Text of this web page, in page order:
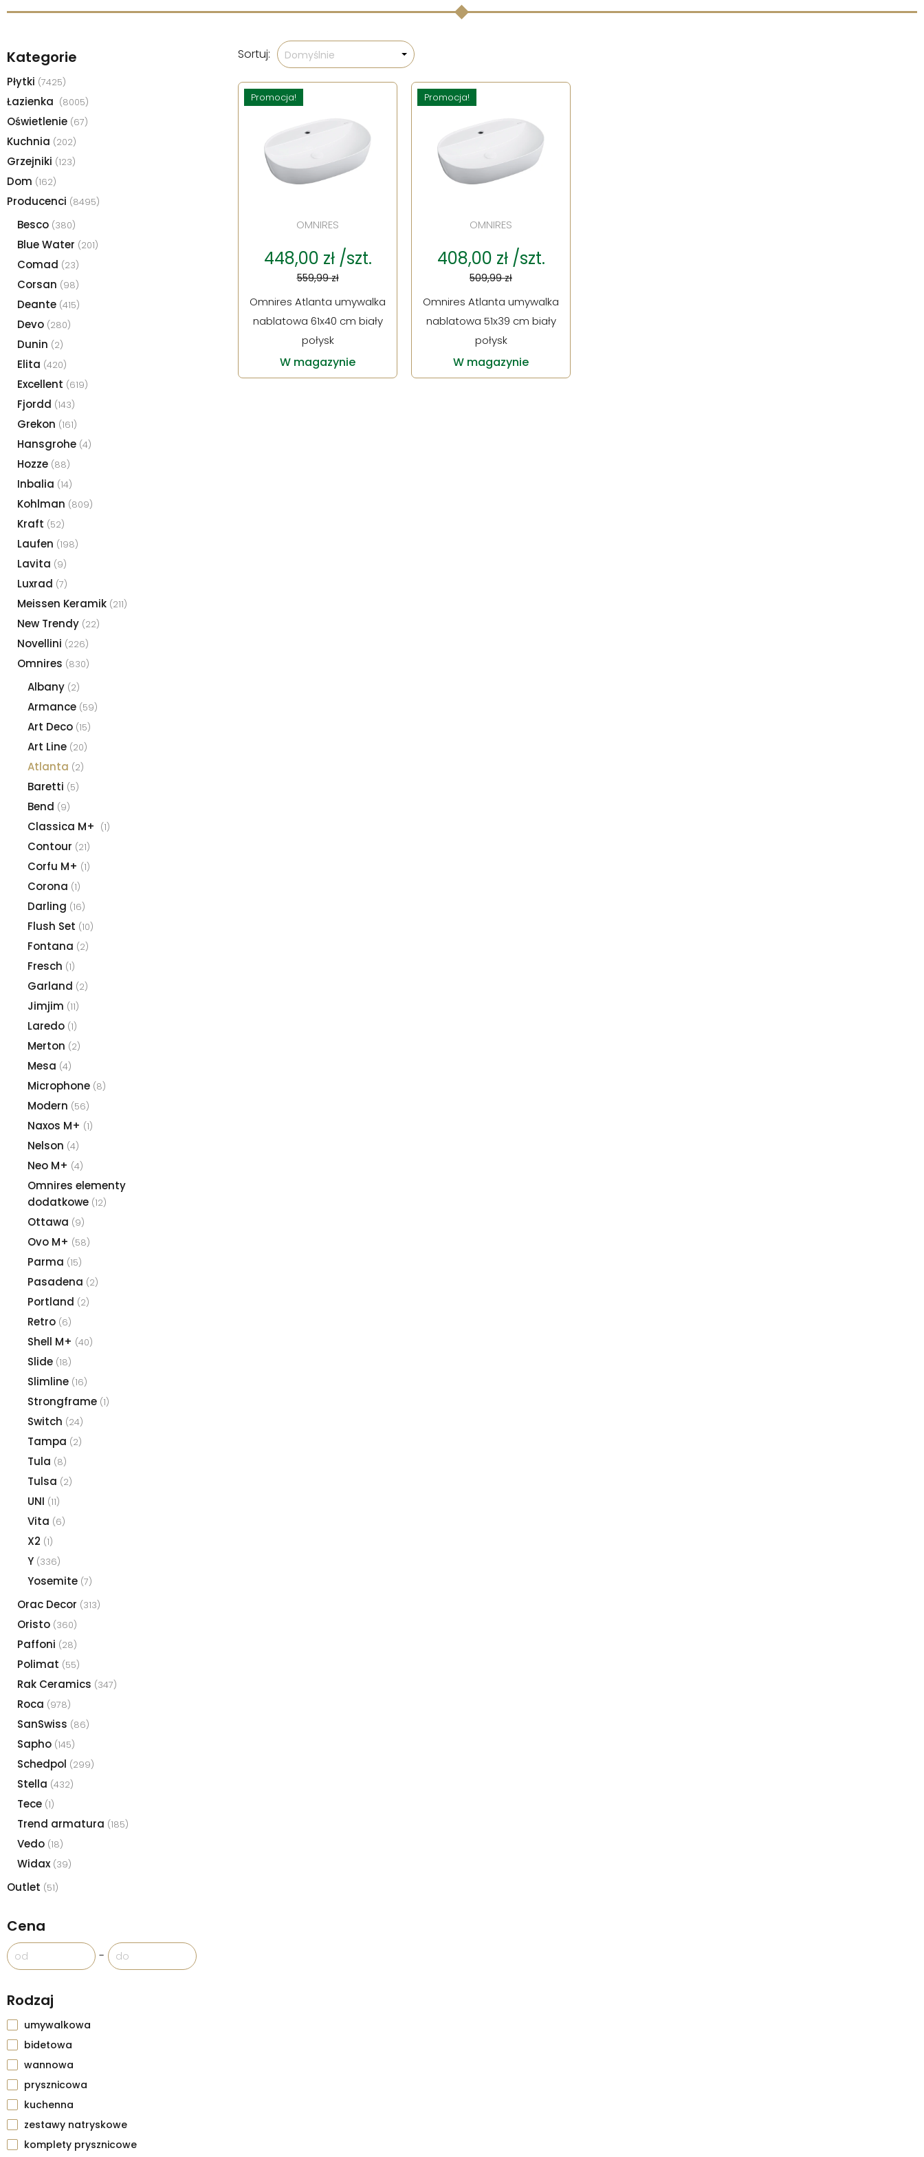
Kategorie
Płytki (7425)
Łazienka (8005)
Oświetlenie (67)
Kuchnia (202)
Grzejniki (123)
Dom (162)
Producenci (8495)
Besco (380)
Blue Water (201)
Comad (23)
Corsan (98)
Deante (415)
Devo (280)
Dunin (2)
Elita (420)
Excellent (619)
Fjordd (143)
Grekon (161)
Hansgrohe (4)
Hozze (88)
Inbalia (14)
Kohlman (809)
Kraft (52)
Laufen (198)
Lavita (9)
Luxrad (7)
Meissen Keramik (211)
New Trendy (22)
Novellini (226)
Omnires (830)
Albany (2)
Armance (59)
Art Deco (15)
Art Line (20)
Atlanta (2)
Baretti (5)
Bend (9)
Classica M+ (1)
Contour (21)
Corfu M+ (1)
Corona (1)
Darling (16)
Flush Set (10)
Fontana (2)
Fresch (1)
Garland (2)
Jimjim (11)
Laredo (1)
Merton (2)
Mesa (4)
Microphone (8)
Modern (56)
Naxos M+ (1)
Nelson (4)
Neo M+ (4)
Omnires elementy
dodatkowe (12)
Ottawa (9)
Ovo M+ (58)
Parma (15)
Pasadena (2)
Portland (2)
Retro (6)
Shell M+ (40)
Slide (18)
Slimline (16)
Strongframe (1)
Switch (24)
Tampa (2)
Tula (8)
Tulsa (2)
UNI (11)
Vita (6)
X2 (1)
Y (336)
Yosemite (7)
Orac Decor (313)
Oristo (360)
Paffoni (28)
Polimat (55)
Rak Ceramics (347)
Roca (978)
SanSwiss (86)
Sapho (145)
Schedpol (299)
Stella (432)
Tece (1)
Trend armatura (185)
Vedo (18)
Widax (39)
Outlet (51)
Cena
-
Rodzaj
umywalkowa
bidetowa
wannowa
prysznicowa
kuchenna
zestawy natryskowe
komplety prysznicowe
Sortuj: Domyślnie
Promocja!
OMNIRES
448,00 zł /szt.
559,99 zł
Omnires Atlanta umywalka
nablatowa 61x40 cm biały
połysk
W magazynie
Promocja!
OMNIRES
408,00 zł /szt.
509,99 zł
Omnires Atlanta umywalka
nablatowa 51x39 cm biały
połysk
W magazynie